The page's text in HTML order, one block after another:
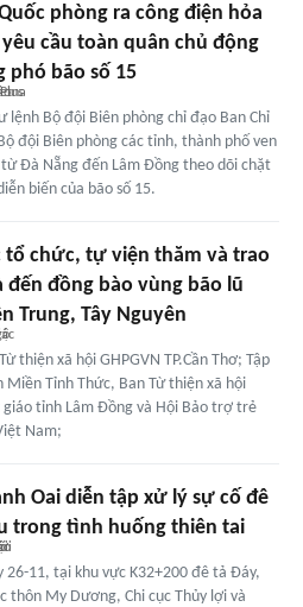
phòng ra công điện hỏa
cầu toàn quân chủ động
phó bão số 15
lệnh Bộ đội Biên phòng chỉ đạo Ban Chỉ
đội Biên phòng các tỉnh, thành phố ven
từ Đà Nẵng đến Lâm Đồng theo dõi chặt
biến của bão số 15.
tổ chức, tự viện thăm và trao
đến đồng bào vùng bão lũ
Trung, Tây Nguyên
thiện xã hội GHPGVN TP.Cần Thơ; Tập
Miền Tỉnh Thức, Ban Từ thiện xã hội
giáo tỉnh Lâm Đồng và Hội Bảo trợ trẻ
Nam;
Oai diễn tập xử lý sự cố đê
trong tình huống thiên tai
26-11, tại khu vực K32+200 đê tả Đáy,
thôn My Dương, Chi cục Thủy lợi và